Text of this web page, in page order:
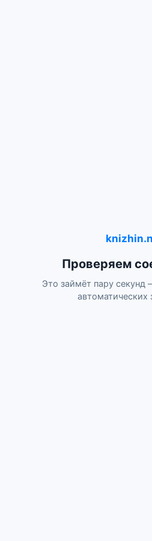
Проверяем
Это займёт пару
автоматических